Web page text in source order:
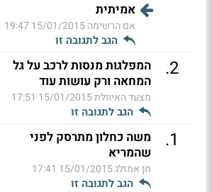
אמיתית
אם הרשימה15/01/2015 19:47
הגב לתגובה זו
2
.
המפלגות מנסות לרכב על גל
המחאה ורק עושות עוד
מצעד האיוולת15/01/2015 17:51
הגב לתגובה זו
1
.
משה כחלון מתרסק לפני
שהמריא
חן אמזלג15/01/2015 17:41
הגב לתגובה זו